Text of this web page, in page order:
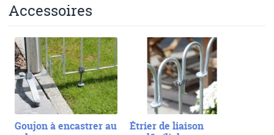
Accessoires
Goujon à encastrer au
Étrier de liaison